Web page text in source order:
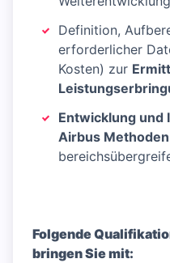
Definition,
erforderlicher
Kosten) zur
Entwicklung und
Airbus Methoden
Folgende
bringen Sie mit: